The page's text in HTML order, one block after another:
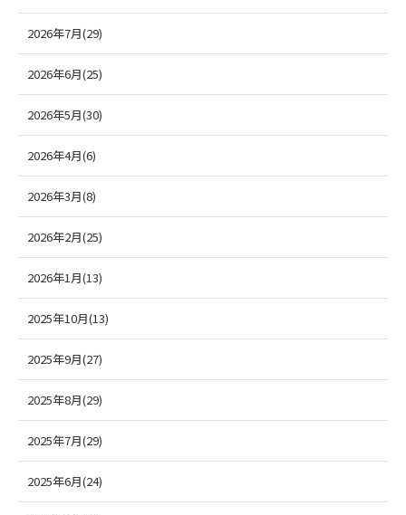
2026年7月(29)
2026年6月(25)
2026年5月(30)
2026年4月(6)
2026年3月(8)
2026年2月(25)
2026年1月(13)
2025年10月(13)
2025年9月(27)
2025年8月(29)
2025年7月(29)
2025年6月(24)